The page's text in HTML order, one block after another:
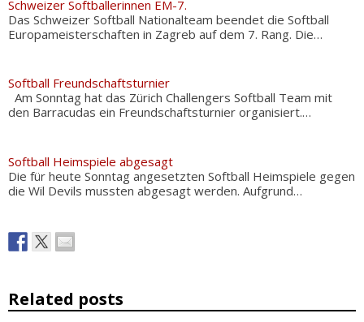
Schweizer Softballerinnen EM-7.
Das Schweizer Softball Nationalteam beendet die Softball
Europameisterschaften in Zagreb auf dem 7. Rang. Die…
Softball Freundschaftsturnier
Am Sonntag hat das Zürich Challengers Softball Team mit
den Barracudas ein Freundschaftsturnier organisiert.…
Softball Heimspiele abgesagt
Die für heute Sonntag angesetzten Softball Heimspiele gegen
die Wil Devils mussten abgesagt werden. Aufgrund…
Related posts